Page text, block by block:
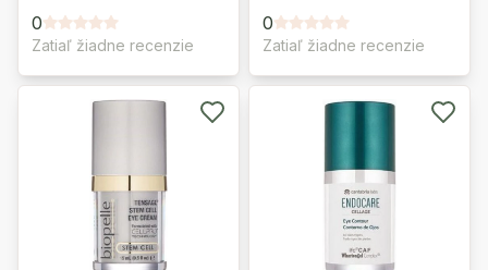
0
Zatiaľ žiadne recenzie
0
Zatiaľ žiadne recenzie